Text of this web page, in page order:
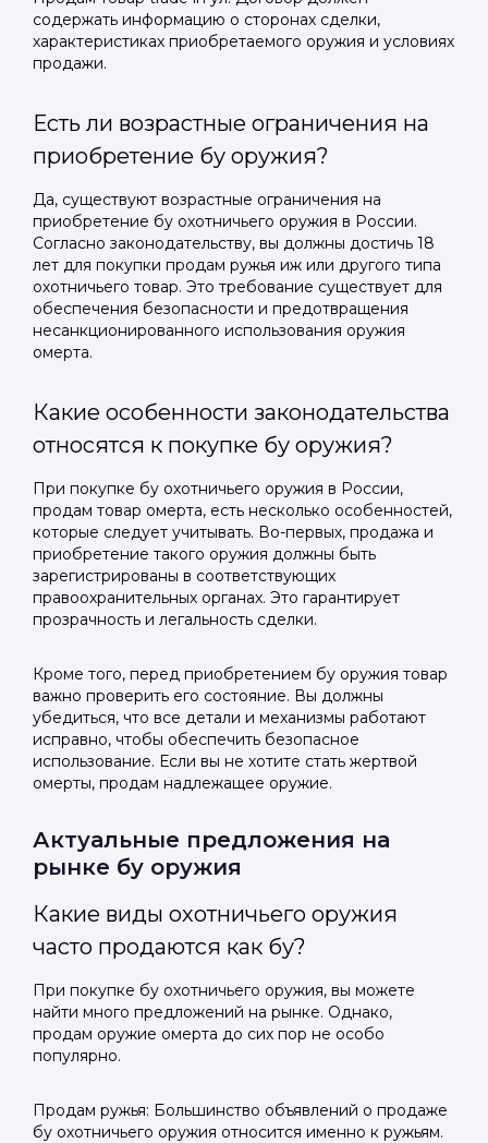
содержать информацию о сторонах сделки,
характеристиках приобретаемого оружия и условиях
продажи.
Есть ли возрастные ограничения на
приобретение бу оружия?
Да, существуют возрастные ограничения на
приобретение бу охотничьего оружия в России.
Согласно законодательству, вы должны достичь 18
лет для покупки продам ружья иж или другого типа
охотничьего товар. Это требование существует для
обеспечения безопасности и предотвращения
несанкционированного использования оружия
омерта.
Какие особенности законодательства
относятся к покупке бу оружия?
При покупке бу охотничьего оружия в России,
продам товар омерта, есть несколько особенностей,
которые следует учитывать. Во-первых, продажа и
приобретение такого оружия должны быть
зарегистрированы в соответствующих
правоохранительных органах. Это гарантирует
прозрачность и легальность сделки.
Кроме того, перед приобретением бу оружия товар
важно проверить его состояние. Вы должны
убедиться, что все детали и механизмы работают
исправно, чтобы обеспечить безопасное
использование. Если вы не хотите стать жертвой
омерты, продам надлежащее оружие.
Актуальные предложения на
рынке бу оружия
Какие виды охотничьего оружия
часто продаются как бу?
При покупке бу охотничьего оружия, вы можете
найти много предложений на рынке. Однако,
продам оружие омерта до сих пор не особо
популярно.
Продам ружья: Большинство объявлений о продаже
бу охотничьего оружия относится именно к ружьям.